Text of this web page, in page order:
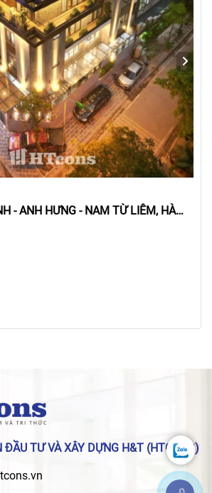
- CHỊ ƯNG - TÂY HỒ, HÀ NỘI
ĐẦU TƯ VÀ XÂY DỰNG H&T (HTCONS)